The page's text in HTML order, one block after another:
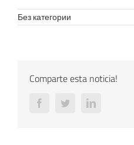
Без категории
Comparte esta noticia!
FacebookTwitterLinkedIn